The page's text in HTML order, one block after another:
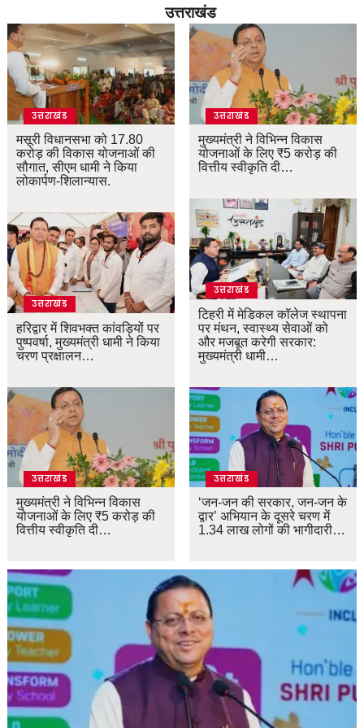
उत्तराखंड
उत्तराखंड
मसूरी विधानसभा को 17.80
करोड़ की विकास योजनाओं की
सौगात, सीएम धामी ने किया
लोकार्पण-शिलान्यास.
उत्तराखंड
हरिद्वार में शिवभक्त कांवड़ियों पर
पुष्पवर्षा, मुख्यमंत्री धामी ने किया
चरण प्रक्षालन…
उत्तराखंड
मुख्यमंत्री ने विभिन्न विकास
योजनाओं के लिए ₹5 करोड़ की
वित्तीय स्वीकृति दी…
उत्तराखंड
मुख्यमंत्री ने विभिन्न विकास
योजनाओं के लिए ₹5 करोड़ की
वित्तीय स्वीकृति दी…
उत्तराखंड
टिहरी में मेडिकल कॉलेज स्थापना
पर मंथन, स्वास्थ्य सेवाओं को
और मजबूत करेगी सरकार:
मुख्यमंत्री धामी…
उत्तराखंड
‘जन-जन की सरकार, जन-जन के
द्वार’ अभियान के दूसरे चरण में
1.34 लाख लोगों की भागीदारी…